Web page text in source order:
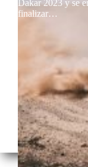
Dakar 2023 y se
finalizar…